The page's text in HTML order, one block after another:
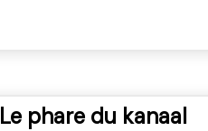
Le phare du kanaal